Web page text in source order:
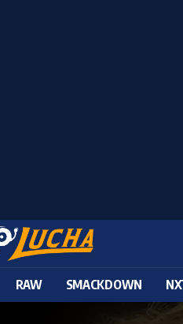
RAW SMACKDOWN